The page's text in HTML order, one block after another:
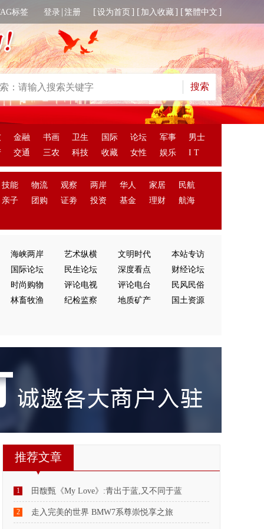
标签 登录 | 注册 [设为首页 ] [ 加入收藏] [繁體中文 ]
金融 书画 卫生 国际 论坛 军事
男士
交通 三农 科技 收藏 女性 娱乐 I T
技能 物流 观察 两岸 华人 家居
民航
亲子
团购 证劵 投资 基金 理财 航海
海峡两岸 艺术纵横 文明时代
本站专访
国际论坛
民生论坛 深度看点
财经论坛
时尚购物
评论电视 评论电台
民风民俗
林畜牧渔
纪检监察 地质矿产 国土资源
推荐文章
1 田馥甄《My Love》:青出于蓝,又不同于蓝
2 走入完美的世界 BMW7系尊崇悦享之旅